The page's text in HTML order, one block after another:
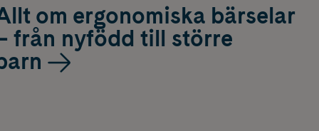
om ergonomiska bärselar
från nyfödd till större